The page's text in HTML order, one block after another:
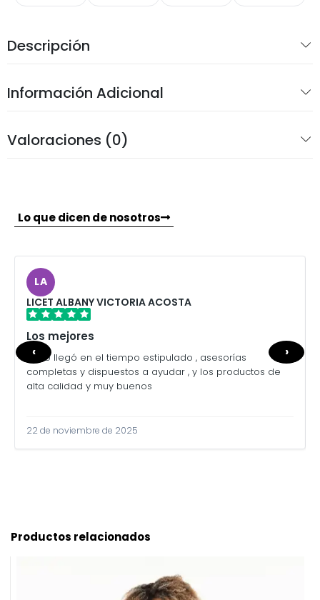
Descripción
Información Adicional
Valoraciones (0)
Lo que dicen de nosotros
LA
LICET ALBANY VICTORIA ACOSTA
Los mejores
Todo llegó en el tiempo estipulado , asesorías
completas y dispuestos a ayudar , y los productos de
alta calidad y muy buenos
22 de noviembre de 2025
‹ ›
Productos relacionados